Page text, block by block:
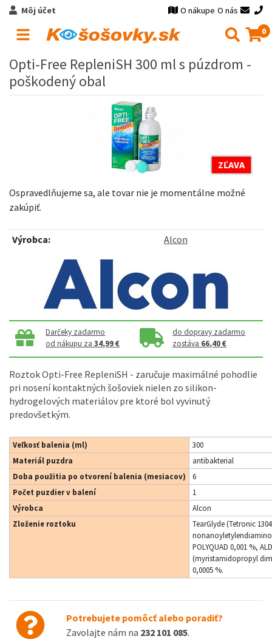
Môj účet O nákupe O nás
0
Opti-Free RepleniSH 300 ml s púzdrom -
poškodený obal
ZĽAVA
Ospravedlňujeme sa, ale tovar nie je momentálne možné
zakúpiť.
Výrobca: Alcon
Darčeky zadarmo
od nákupu za34,99 €
do dopravy zadarmo
zostáva 66,40 €
Roztok Opti-Free RepleniSH - zaručuje maximálné pohodlie
pri nosení kontaktných šošoviek nielen zo silikon-
hydrogelových materiálov pre ktoré bol vyvinutý
predovšetkým.
Veľkosť balenia (ml)
300
Materiál puzdra
antibakterial
Doba použitia po otvorení balenia (mesiacov)
6
Počet puzdier v balení
1
Výrobca
Alcon
Zloženie roztoku
TearGlyde (Tetronic
POLYQUAD 0,001 %,
(myristamidopropyl
0,0005 %.
Potrebujete pomôcť alebo poradiť?
Zavolajte nám na 232 101 085.